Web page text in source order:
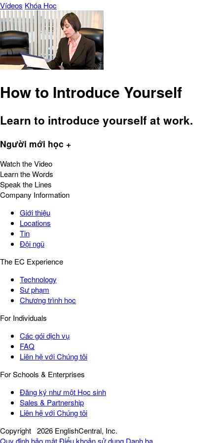
Vídeos Khóa Học
How to Introduce Yourself
Learn to introduce yourself at work.
Người mới học +
Watch the Video
Learn the Words
Speak the Lines
Company Information
Giới thiệu
Locations
Tin
Đội ngũ
The EC Experience
Technology
Sư phạm
Chương trình học
For Individuals
Các gói dịch vụ
FAQ
Liên hệ với Chúng tôi
For Schools & Enterprises
Đăng ký như một Học sinh
Sales & Partnership
Liên hệ với Chúng tôi
Copyright 2026 EnglishCentral, Inc.